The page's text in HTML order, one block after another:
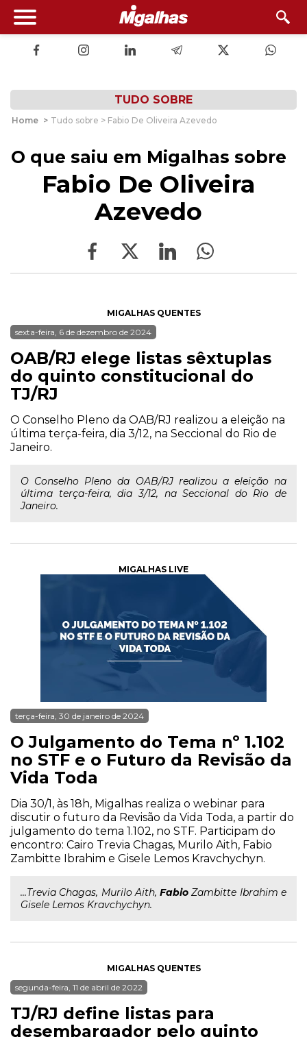
TUDO SOBRE
Home > Tudo sobre > Fabio De Oliveira Azevedo
O que saiu em Migalhas sobre
Fabio De Oliveira
Azevedo
MIGALHAS QUENTES
sexta-feira, 6 de dezembro de 2024
OAB/RJ elege listas sêxtuplas
do quinto constitucional do
TJ/RJ
O Conselho Pleno da OAB/RJ realizou a eleição na
última terça-feira, dia 3/12, na Seccional do Rio de
Janeiro.
O Conselho Pleno da OAB/RJ realizou a eleição na
última terça-feira, dia 3/12, na Seccional do Rio de
Janeiro.
MIGALHAS LIVE
terça-feira, 30 de janeiro de 2024
O Julgamento do Tema nº 1.102
no STF e o Futuro da Revisão da
Vida Toda
Dia 30/1, às 18h, Migalhas realiza o webinar para
discutir o futuro da Revisão da Vida Toda, a partir do
julgamento do tema 1.102, no STF. Participam do
encontro: Cairo Trevia Chagas, Murilo Aith, Fabio
Zambitte Ibrahim e Gisele Lemos Kravchychyn.
...Trevia Chagas, Murilo Aith,Fabio Zambitte Ibrahim e
Gisele Lemos Kravchychyn.
MIGALHAS QUENTES
segunda-feira, 11 de abril de 2022
TJ/RJ define listas para
desembargador pelo quinto